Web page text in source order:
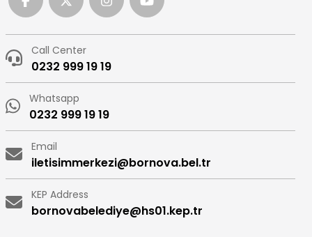
Call Center
0232 999 19 19
Whatsapp
0232 999 19 19
Email
iletisimmerkezi@bornova.bel.tr
KEP Address
bornovabelediye@hs01.kep.tr